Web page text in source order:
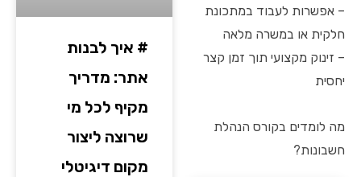
– אפשרות לעבוד במתכונת
חלקית או במשרה מלאה
– זינוק מקצועי תוך זמן קצר
יחסית
מה לומדים בקורס הנהלת
חשבונות?
# איך לבנות
אתר: מדריך
מקיף לכל מי
שרוצה ליצור
מקום דיגיטלי